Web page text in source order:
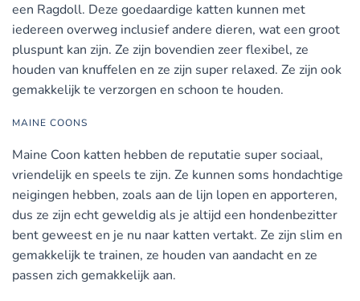
een Ragdoll. Deze goedaardige katten kunnen met
iedereen overweg inclusief andere dieren, wat een groot
pluspunt kan zijn. Ze zijn bovendien zeer flexibel, ze
houden van knuffelen en ze zijn super relaxed. Ze zijn ook
gemakkelijk te verzorgen en schoon te houden.
MAINE COONS
Maine Coon katten hebben de reputatie super sociaal,
vriendelijk en speels te zijn. Ze kunnen soms hondachtige
neigingen hebben, zoals aan de lijn lopen en apporteren,
dus ze zijn echt geweldig als je altijd een hondenbezitter
bent geweest en je nu naar katten vertakt. Ze zijn slim en
gemakkelijk te trainen, ze houden van aandacht en ze
passen zich gemakkelijk aan.